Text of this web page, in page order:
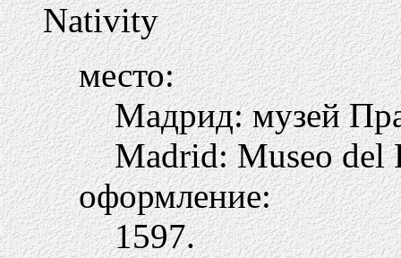
Nativity
место:
Мадрид: музей
Madrid: Museo del
оформление:
1597.